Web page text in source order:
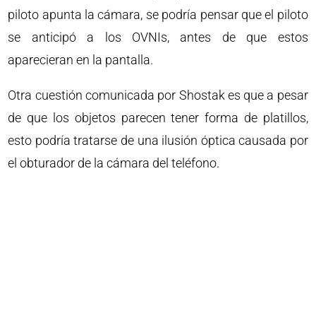
piloto apunta la cámara, se podría pensar que el piloto
se anticipó a los OVNIs, antes de que estos
aparecieran en la pantalla.
Otra cuestión comunicada por Shostak es que a pesar
de que los objetos parecen tener forma de platillos,
esto podría tratarse de una ilusión óptica causada por
el obturador de la cámara del teléfono.